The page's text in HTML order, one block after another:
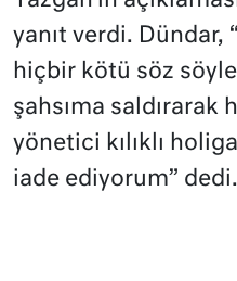
yanıt verdi. Dündar,
hiçbir kötü söz
şahsıma saldırarak
yönetici kılıklı
iade ediyorum” dedi.